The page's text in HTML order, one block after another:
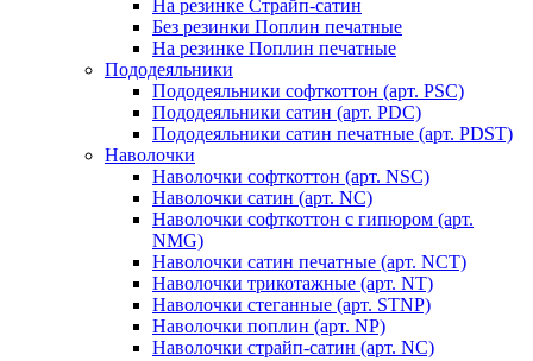
На резинке Страйп-сатин
Без резинки Поплин печатные
На резинке Поплин печатные
Пододеяльники
Пододеяльники софткоттон (арт. PSC)
Пододеяльники сатин (арт. PDC)
Пододеяльники сатин печатные (арт. PDST)
Наволочки
Наволочки софткоттон (арт. NSC)
Наволочки сатин (арт. NC)
Наволочки софткоттон с гипюром (арт.
NMG)
Наволочки сатин печатные (арт. NCT)
Наволочки трикотажные (арт. NT)
Наволочки стеганные (арт. STNP)
Наволочки поплин (арт. NP)
Наволочки страйп-сатин (арт. NC)